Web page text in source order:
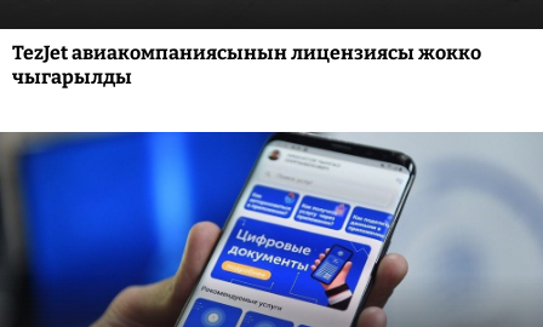
TezJet авиакомпаниясынын лицензиясы жокко
чыгарылды